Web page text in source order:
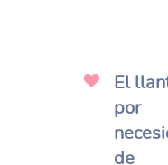
El
por
de